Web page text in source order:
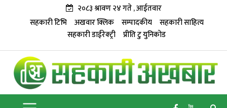
२०८३ श्रावण २४ गते , आईतवार
सहकारी टिभि
अखवार क्लिक सम्पादकीय
सहकारी साहित्य
सहकारी डाईरेक्ट्री प्रीति टु युनिकोड